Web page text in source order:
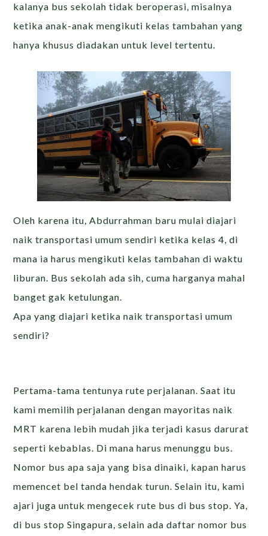
kalanya bus sekolah tidak beroperasi, misalnya
ketika anak-anak mengikuti kelas tambahan yang
hanya khusus diadakan untuk level tertentu.
Oleh karena itu, Abdurrahman baru mulai diajari
naik transportasi umum sendiri ketika kelas 4, di
mana ia harus mengikuti kelas tambahan di waktu
liburan. Bus sekolah ada sih, cuma harganya mahal
banget gak ketulungan.
Apa yang diajari ketika naik transportasi umum
sendiri?
Pertama-tama tentunya rute perjalanan. Saat itu
kami memilih perjalanan dengan mayoritas naik
MRT karena lebih mudah jika terjadi kasus darurat
seperti kebablas. Di mana harus menunggu bus.
Nomor bus apa saja yang bisa dinaiki, kapan harus
memencet bel tanda hendak turun. Selain itu, kami
ajari juga untuk mengecek rute bus di bus stop. Ya,
di bus stop Singapura, selain ada daftar nomor bus